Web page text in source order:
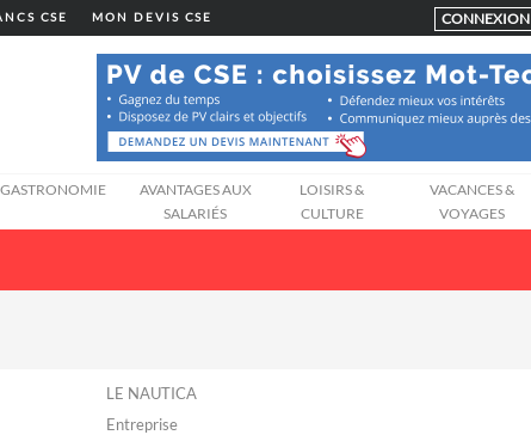
CSE MON DEVIS CSE CONNEXION
GASTRONOMIE
AVANTAGES AUX
SALARIÉS
LOISIRS &
CULTURE
VACANCES &
VOYAGES
LE NAUTICA
Entreprise